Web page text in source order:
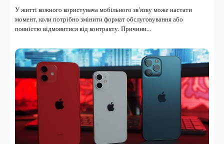
У житті кожного користувача мобільного зв’язку може настати
момент, коли потрібно змінити формат обслуговування або
повністю відмовитися від контракту. Причини…